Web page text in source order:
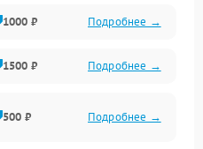
1000 ₽ Подробнее →
1500 ₽ Подробнее →
500 ₽ Подробнее →